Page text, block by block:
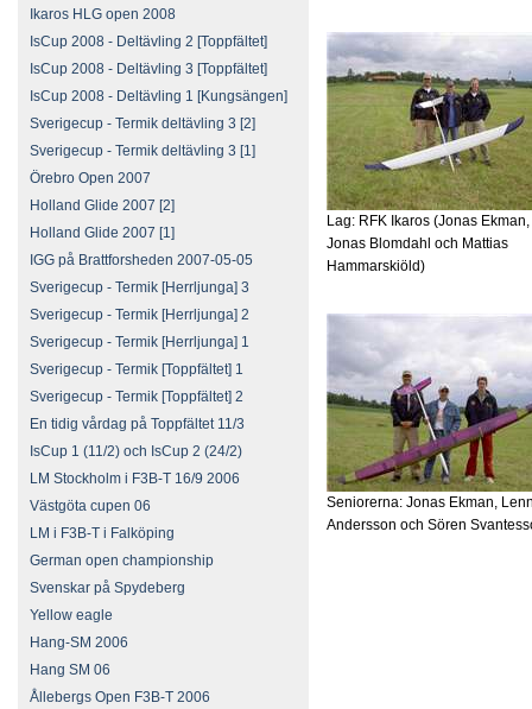
Ikaros HLG open 2008
IsCup 2008 - Deltävling 2 [Toppfältet]
IsCup 2008 - Deltävling 3 [Toppfältet]
IsCup 2008 - Deltävling 1 [Kungsängen]
Sverigecup - Termik deltävling 3 [2]
Sverigecup - Termik deltävling 3 [1]
Örebro Open 2007
Holland Glide 2007 [2]
Holland Glide 2007 [1]
IGG på Brattforsheden 2007-05-05
Sverigecup - Termik [Herrljunga] 3
Sverigecup - Termik [Herrljunga] 2
Sverigecup - Termik [Herrljunga] 1
Sverigecup - Termik [Toppfältet] 1
Sverigecup - Termik [Toppfältet] 2
En tidig vårdag på Toppfältet 11/3
IsCup 1 (11/2) och IsCup 2 (24/2)
LM Stockholm i F3B-T 16/9 2006
Västgöta cupen 06
LM i F3B-T i Falköping
German open championship
Svenskar på Spydeberg
Yellow eagle
Hang-SM 2006
Hang SM 06
Ållebergs Open F3B-T 2006
Lag: RFK Ikaros (Jonas Ekman,
Jonas Blomdahl och Mattias
Hammarskiöld)
Seniorerna: Jonas Ekman,
Andersson och Sören